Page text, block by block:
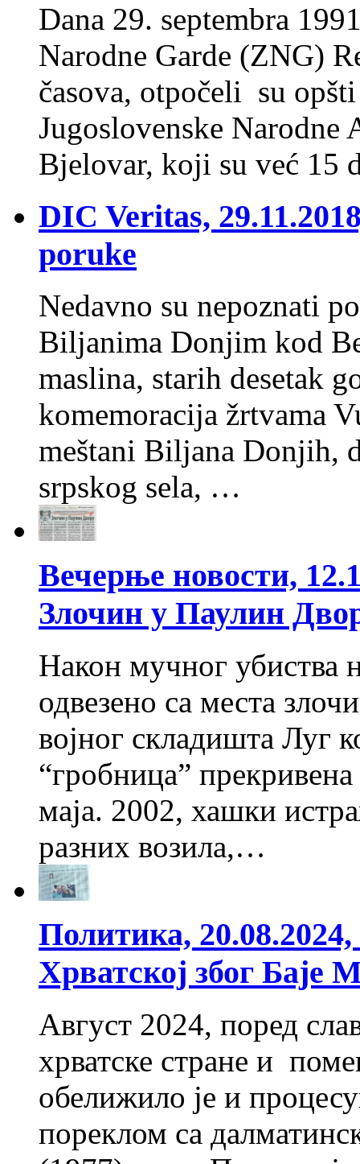
Dana 29. septembra
Narodne Garde (ZNG)
časova, otpočeli su
Jugoslovenske
Bjelovar, koji su već
DIC Veritas,
poruke
Nedavno su nepoznati
Biljanima Donjim kod
maslina, starih desetak
komemoracija žrtvama
meštani Biljana Donjih,
srpskog sela, …
Вечерње новости,
Злочин у Паулин
Након мучног убиства
одвезено са места
војног складишта Луг
“гробница”
маја. 2002, хашки
разних возила,…
Политика,
Хрватској због Баје
Август 2024, поред
хрватске стране и
обелижило је и
пореклом са